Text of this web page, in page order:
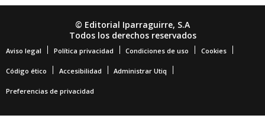
© Editorial Iparraguirre, S.A
Todos los derechos reservados
Aviso legal Política privacidad Condiciones de uso Cookies
Código ético Accesibilidad Administrar Utiq
Preferencias de privacidad